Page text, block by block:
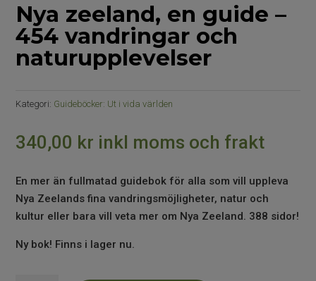
Nya zeeland, en guide –
454 vandringar och
naturupplevelser
Kategori: Guideböcker: Ut i vida världen
340,00 kr inkl moms och frakt
En mer än fullmatad guidebok för alla som vill uppleva
Nya Zeelands fina vandringsmöjligheter, natur och
kultur eller bara vill veta mer om Nya Zeeland. 388 sidor!
Ny bok! Finns i lager nu.